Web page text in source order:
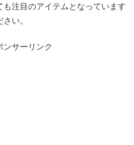
も注目のアイテムとなっています
い。
ンサーリンク